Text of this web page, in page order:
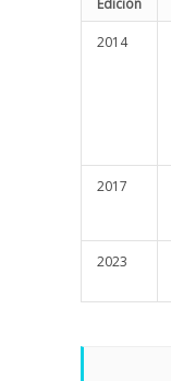
Edición
2014
2017
2023